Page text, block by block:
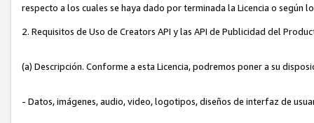
respecto a los cuales se haya dado por terminada la Licencia o según
2. Requisitos de Uso de Creators API y las API de Publicidad del
(a) Descripción. Conforme a esta Licencia, podremos poner a su
- Datos, imágenes, audio, video, logotipos, diseños de interfaz de